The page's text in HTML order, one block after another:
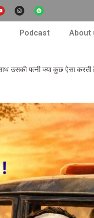
I
n
s
t
g
r
S
p
o
t
f
y
Podcast About
उसकी पत्नी क्या कुछ ऐसा